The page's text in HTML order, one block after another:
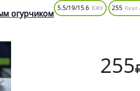
огурчиком
5.5/19/15.6 БЖУ 255 Ккал
255